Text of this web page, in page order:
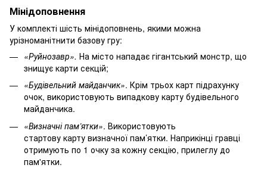
Мінідоповнення
У комплекті шість мінідоповнень, якими можна
урізноманітнити базову гру:
«Руйнозавр». На місто нападає гігантський монстр, що
знищує карти секцій;
«Будівельний майданчик». Крім трьох карт підрахунку
очок, використовують випадкову карту будівельного
майданчика.
«Визначні пам’ятки». Використовують
стартову карту визначної пам’ятки. Наприкінці гравці
отримують по 1 очку за кожну секцію, прилеглу до
пам'ятки.